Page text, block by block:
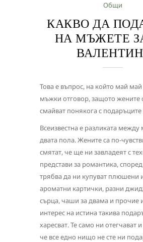
Общи
КАКВО ДА
НА МЪЖЕТЕ
Това е въпрос, на който май
мъжки отговор, защото жените
смайват понякога с подаръците
Всеизвестна е разликата между
двата пола. Жените са по-
смятат, че ще ни завладеят с
представи за романтика,
трябва да ни купуват плюшени
ароматни картички, разни
сърца, чаши за двама и прочие
интерес на истина такива
харесват. Те само ни отегчават
че все едно нищо не сте ни